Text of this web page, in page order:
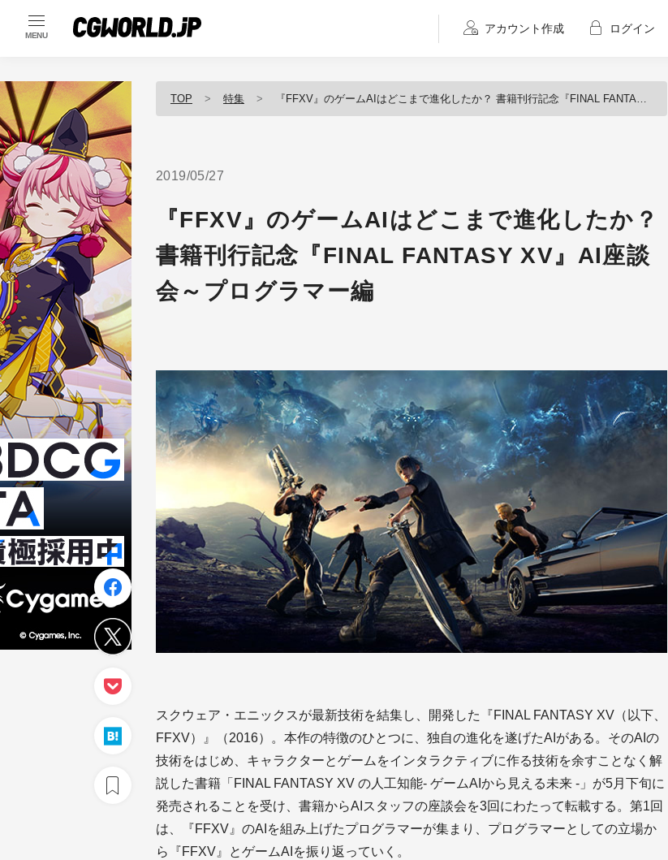
MENU
アカウント作成 ログイン
TOP 特集 『FFXV』のゲームAIはどこまで進化したか？ 書籍刊行記念『FINAL FANTASY XV』AI座談会～プログラマー編
2019/05/27
『FFXV』のゲームAIはどこまで進化したか？
書籍刊行記念『FINAL FANTASY XV』AI座談
会～プログラマー編
スクウェア・エニックスが最新技術を結集し、開発した『FINAL FANTASY XV（以下、
FFXV）』（2016）。本作の特徴のひとつに、独自の進化を遂げたAIがある。そのAIの
技術をはじめ、キャラクターとゲームをインタラクティブに作る技術を余すことなく解
説した書籍「FINAL FANTASY XV の人工知能- ゲームAIから見える未来 -」が5月下旬に
発売されることを受け、書籍からAIスタッフの座談会を3回にわたって転載する。第1回
は、『FFXV』のAIを組み上げたプログラマーが集まり、プログラマーとしての立場か
ら『FFXV』とゲームAIを振り返っていく。